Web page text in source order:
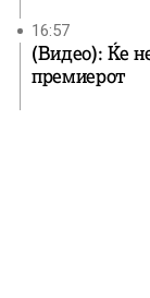
16:57
(Видео): Ќе
премиерот